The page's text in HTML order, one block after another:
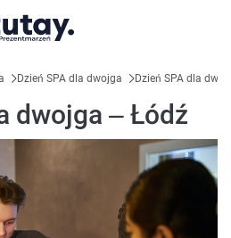
Dzień SPA dla dwojga Dzień SPA dla
dwojga – Łódź